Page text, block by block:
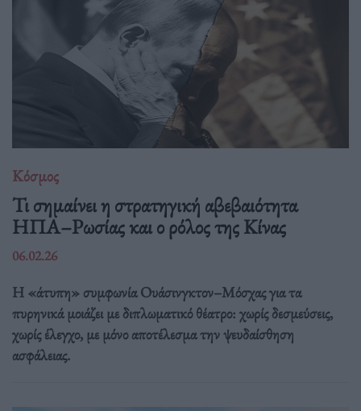
Κόσμος
Τι σημαίνει η στρατηγική αβεβαιότητα
ΗΠΑ–Ρωσίας και ο ρόλος της Κίνας
06.02.26
Η «άτυπη» συμφωνία Ουάσινγκτον–Μόσχας για τα
πυρηνικά μοιάζει με διπλωματικό θέατρο: χωρίς δεσμεύσεις,
χωρίς έλεγχο, με μόνο αποτέλεσμα την ψευδαίσθηση
ασφάλειας.